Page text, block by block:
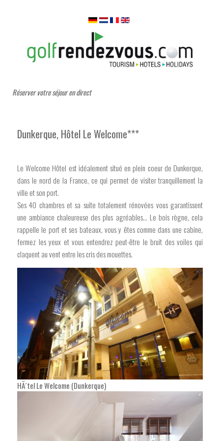
Réserver votre séjour en direct
Dunkerque, Hôtel Le Welcome***
Le Welcome Hôtel est idéalement situé en plein coeur de Dunkerque,
dans le nord de la France, ce qui permet de visiter tranquillement la
ville et son port.
Ses 40 chambres et sa suite totalement rénovées vous garantissent
une ambiance chaleureuse des plus agréables... Le bois règne, cela
rappelle le port et ses bateaux, vous y êtes comme dans une cabine,
fermez les yeux et vous entendrez peut-être le bruit des voiles qui
claquent au vent entre les cris des mouettes.
HÃ´tel Le Welcome (Dunkerque)